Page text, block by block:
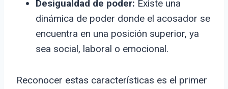
Desigualdad de poder: Existe una
dinámica de poder donde el acosador se
encuentra en una posición superior, ya
sea social, laboral o emocional.
Reconocer estas características es el primer